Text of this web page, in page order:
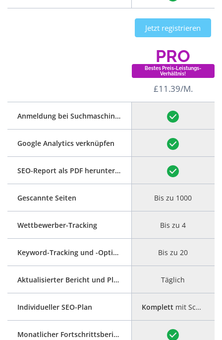
Jetzt registrieren
Anmeldung bei Suchmaschinen
Google Analytics verknüpfen
SEO-Report als PDF herunterladen
Gescannte Seiten
Wettbewerber-Tracking
Keyword-Tracking und -Optimierung
Aktualisierter Bericht und Plan
Individueller SEO-Plan
Monatlicher Fortschrittsbericht
PRO
Bestes Preis-Leistungs-
Verhältnis!
£11.39/M.
Bis zu 1000
Bis zu 4
Bis zu 20
Täglich
Komplett mit Schritt-für-Schritt-Anleitung